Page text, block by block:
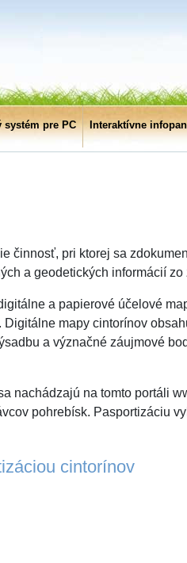
systém pre PC Interaktívne
činnosť, pri ktorej sa
a geodetických informácií zo
a papierové účelové
mapy cintorínov
a význačné záujmové
nachádzajú na tomto portáli
pohrebísk. Pasportizáciu
cintorínov